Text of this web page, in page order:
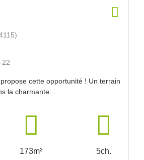
22
cette opportunité ! Un terrain
la charmante...
173m² 5ch.